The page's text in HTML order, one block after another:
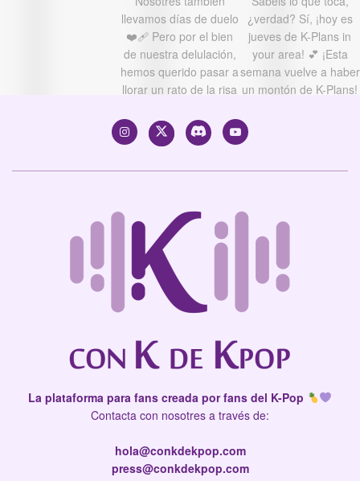
La plataforma para fans creada por fans del K-Pop
Contacta con nosotres a través de:
hola@conkdekpop.com
press@conkdekpop.com